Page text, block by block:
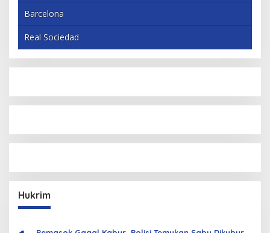
Barcelona
Real Sociedad
Hukrim